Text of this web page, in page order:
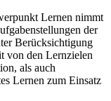
Lernen nimmt
der
Berücksichtigung
von den Lernzielen
als auch
Lernen zum Einsatz